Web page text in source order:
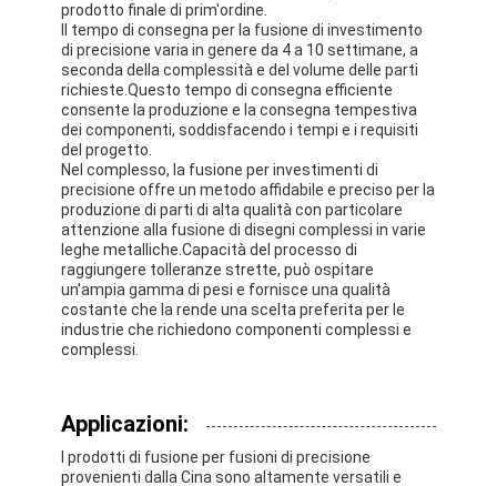
Casa
Circa noi
prodotto finale di prim'ordine.
Il tempo di consegna per la fusione di investimento
di precisione varia in genere da 4 a 10 settimane, a
seconda della complessità e del volume delle parti
richieste.Questo tempo di consegna efficiente
consente la produzione e la consegna tempestiva
dei componenti, soddisfacendo i tempi e i requisiti
del progetto.
Nel complesso, la fusione per investimenti di
precisione offre un metodo affidabile e preciso per la
produzione di parti di alta qualità con particolare
attenzione alla fusione di disegni complessi in varie
leghe metalliche.Capacità del processo di
raggiungere tolleranze strette, può ospitare
un'ampia gamma di pesi e fornisce una qualità
costante che la rende una scelta preferita per le
industrie che richiedono componenti complessi e
complessi.
Applicazioni:
I prodotti di fusione per fusioni di precisione
provenienti dalla Cina sono altamente versatili e